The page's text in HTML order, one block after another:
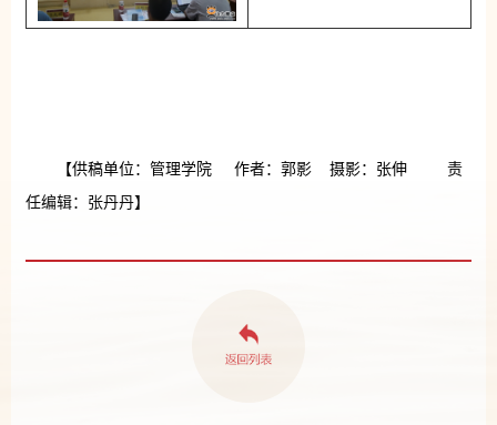
【供稿单位：管理学院 作者：郭影 摄影：张伸 责
任编辑：张丹丹】